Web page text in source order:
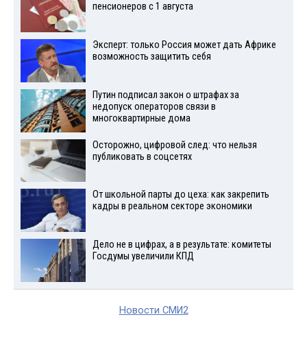
пенсионеров с 1 августа
Эксперт: только Россия может дать Африке
возможность защитить себя
Путин подписал закон о штрафах за
недопуск операторов связи в
многоквартирные дома
Осторожно, цифровой след: что нельзя
публиковать в соцсетях
От школьной парты до цеха: как закрепить
кадры в реальном секторе экономики
Дело не в цифрах, а в результате: комитеты
Госдумы увеличили КПД
Новости СМИ2